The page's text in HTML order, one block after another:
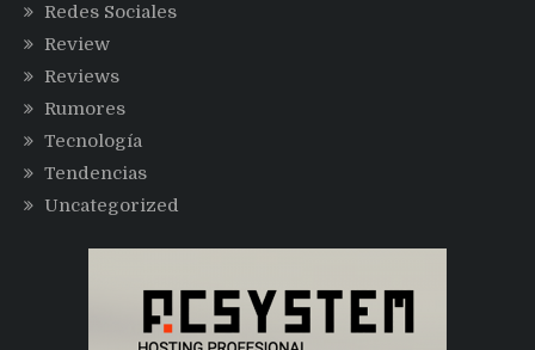
Redes Sociales
Review
Reviews
Rumores
Tecnología
Tendencias
Uncategorized